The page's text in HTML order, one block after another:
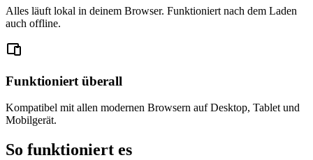
Alles läuft lokal in deinem Browser. Funktioniert nach dem Laden
auch offline.
Funktioniert überall
Kompatibel mit allen modernen Browsern auf Desktop, Tablet und
Mobilgerät.
So funktioniert es